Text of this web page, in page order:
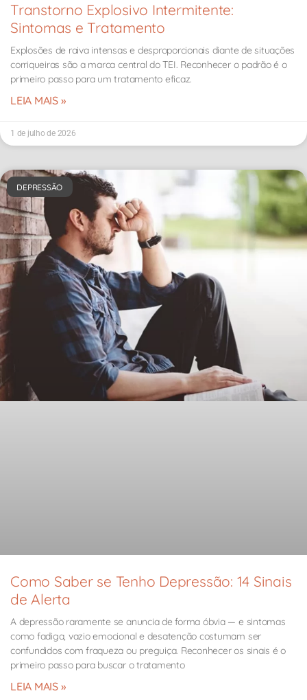
Transtorno Explosivo Intermitente:
Sintomas e Tratamento
Explosões de raiva intensas e desproporcionais diante de situações
corriqueiras são a marca central do TEI. Reconhecer o padrão é o
primeiro passo para um tratamento eficaz.
LEIA MAIS »
1 de julho de 2026
DEPRESSÃO
Como Saber se Tenho Depressão: 14 Sinais
de Alerta
A depressão raramente se anuncia de forma óbvia — e sintomas
como fadiga, vazio emocional e desatenção costumam ser
confundidos com fraqueza ou preguiça. Reconhecer os sinais é o
primeiro passo para buscar o tratamento
LEIA MAIS »